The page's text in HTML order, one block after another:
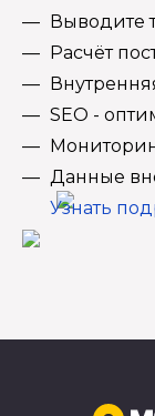
Выводите
Расчёт
SEO -
Данные
Узнать